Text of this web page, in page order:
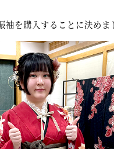
を購入することに決めま